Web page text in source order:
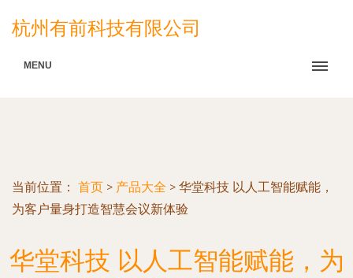
杭州有前科技有限公司
MENU
当前位置： 首页 > 产品大全 > 华堂科技 以人工智能赋能，
为客户量身打造智慧会议新体验
华堂科技 以人工智能赋能，为